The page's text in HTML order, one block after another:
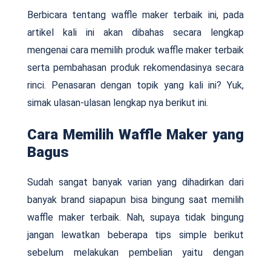
Berbicara tentang waffle maker terbaik ini, pada
artikel kali ini akan dibahas secara lengkap
mengenai cara memilih produk waffle maker terbaik
serta pembahasan produk rekomendasinya secara
rinci. Penasaran dengan topik yang kali ini? Yuk,
simak ulasan-ulasan lengkap nya berikut ini.
Cara Memilih Waffle Maker yang
Bagus
Sudah sangat banyak varian yang dihadirkan dari
banyak brand siapapun bisa bingung saat memilih
waffle maker terbaik. Nah, supaya tidak bingung
jangan lewatkan beberapa tips simple berikut
sebelum melakukan pembelian yaitu dengan